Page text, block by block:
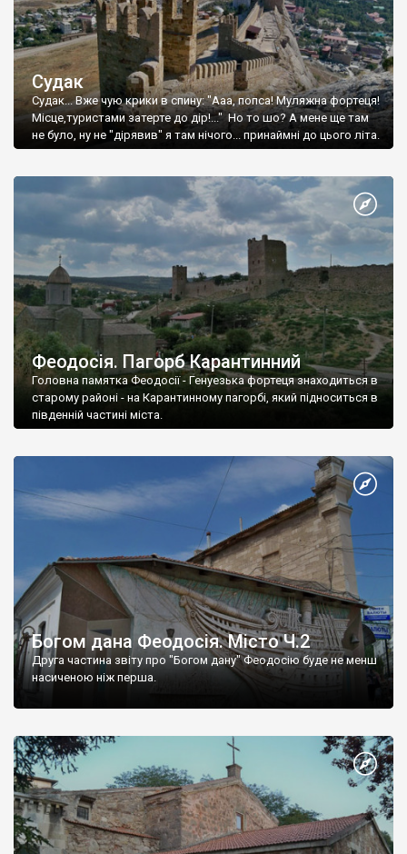
Судак
Судак... Вже чую крики в спину: "Ааа, попса! Муляжна фортеця!
Місце,туристами затерте до дір!..." Но то шо? А мене ще там
не було, ну не "дірявив" я там нічого... принаймні до цього літа.
Феодосія. Пагорб Карантинний
Головна памятка Феодосії - Генуезька фортеця знаходиться в
старому районі - на Карантинному пагорбі, який підноситься в
південній частині міста.
Богом дана Феодосія. Місто Ч.2
Друга частина звіту про "Богом дану" Феодосію буде не менш
насиченою ніж перша.